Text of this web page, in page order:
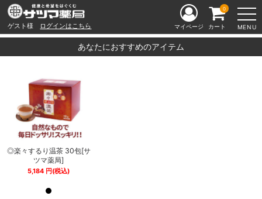
ゲスト様 ログインはこちら MENU
マイページ カート
0
あなたにおすすめのアイテム
◎楽々するり温茶 30包[サ
ツマ薬局]
5,184 円 (税込)